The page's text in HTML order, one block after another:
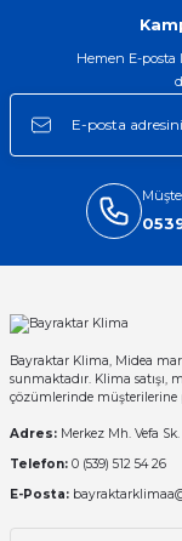
Hemen E-
Bayraktar Klima, Midea
sunmaktadır. Klima satışı,
çözümlerinde müşterilerine
Adres: Merkez Mh. Vefa
Telefon: 0 (539) 512 54 26
E-Posta: